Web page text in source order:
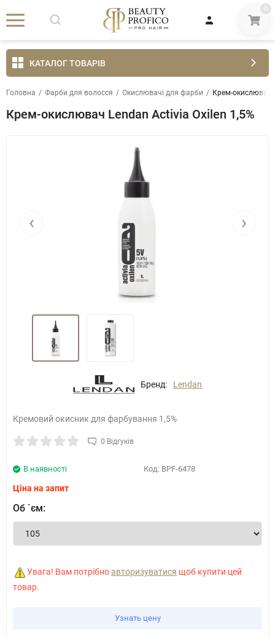
0
КАТАЛОГ ТОВАРІВ
Головна / Фарби для волосся / Окислювачі для фарби / Крем-окислювач
Крем-окислювач Lendan Activia Oxilen 1,5%
‹ ›
Бренд: Lendan
Кремовий окисник для фарбування 1,5%
0 Відгуків
Код: BPF-6478
В наявності
Ціна на запит
Об `єм:
Увага! Вам потрібноавторизуватися щоб купити цей
товар.
Узнать цену